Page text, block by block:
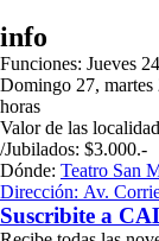
info
Funciones: Jueves
Domingo 27, martes
horas
Valor de las
/Jubilados: $3.000.-
Dónde: Teatro San
Dirección: Av.
Suscribite a